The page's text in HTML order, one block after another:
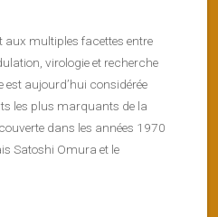
multiples facettes entre
virologie et recherche
est aujourd’hui considérée
les plus marquants de la
dans les années 1970
Satoshi Omura et le